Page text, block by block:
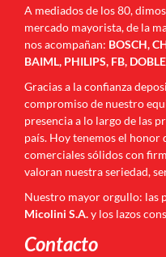
A mediados de los 80,
mercado mayorista, de la
nos acompañan: BOSCH,
BAIML, PHILIPS, FB,
Gracias a la confianza
compromiso de nuestro
presencia a lo largo de las
país. Hoy tenemos el
comerciales sólidos con
valoran nuestra seriedad,
Nuestro mayor orgullo: las
Micolini S.A.y los lazos
Contacto